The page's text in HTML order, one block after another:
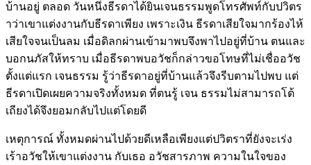
บ้านอยู่ ตลอด วันหนึ่งธีรดาได้ยินเจนธรรมพูดโทรศัพท์กับปวิตร
าว่าเขาแต่งงานกับธีรดาเพียง เพราะเงิน ธีรดาเสียใจมากร้องไห้
เสียใจจนเป็นลม เมื่อดิลกผ่านเข้ามาพบจึงพาไปอยู่ที่บ้าน ตนและ
บอกนภัสให้ทราบ เมื่อธีรดาพบอวัชก็กล่าวขอโทษที่ไม่เชื่ออวัช
ตั้งแต่แรก เจนธรรม รู้ว่าธีรดาอยู่ที่บ้านแล้วจึงรีบตามไปพบ แต่
ธีรดาเปิดเผยความจริงทั้งหมด ที่ตนรู้ เจน ธรรมไม่สามารถโต้
เถียงได้จึงยอมกลับไปแต่โดยดี
เหตุการณ์ ทั้งหมดผ่านไปด้วยดีเหลือเพียงแต่ปวิตราที่ยังจะเร่ง
เร้าอวัชให้เขาแต่งงาน กับเธอ อวัชสารภาพ ความในใจของ